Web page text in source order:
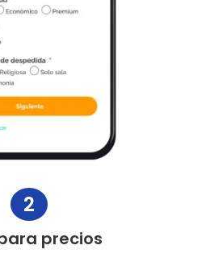
2
precios